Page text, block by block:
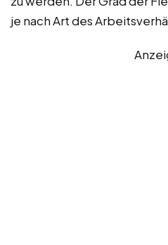
je nach Art des